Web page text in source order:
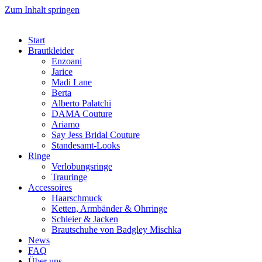
Zum Inhalt springen
Start
Brautkleider
Enzoani
Jarice
Madi Lane
Berta
Alberto Palatchi
DAMA Couture
Ariamo
Say Jess Bridal Couture
Standesamt-Looks
Ringe
Verlobungsringe
Trauringe
Accessoires
Haarschmuck
Ketten, Armbänder & Ohrringe
Schleier & Jacken
Brautschuhe von Badgley Mischka
News
FAQ